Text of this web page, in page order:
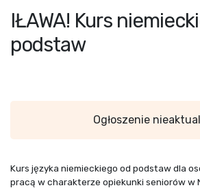
IŁAWA! Kurs
podstaw
Ogłoszenie
Kurs języka niemieckiego od podstaw dla
pracą w charakterze opiekunki seniorów w